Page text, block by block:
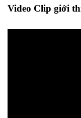
Video Clip giới